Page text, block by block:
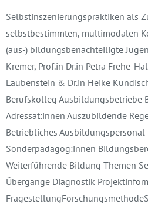
Selbstinszenierungspraktiken als
selbstbestimmten, multimodalen
(aus-) bildungsbenachteiligte
Kremer, Prof.in Dr.in Petra Frehe-
Laubenstein & Dr.in Heike
Berufskolleg Ausbildungsbetriebe
Adressat:innen Auszubildende
Betriebliches
Sonderpädagog:innen
Weiterführende Bildung Themen
Übergänge Diagnostik